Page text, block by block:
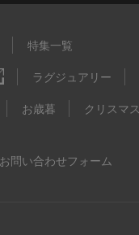
特集一覧
ラグジュアリー
お歳暮 クリスマス
お問い合わせフォーム